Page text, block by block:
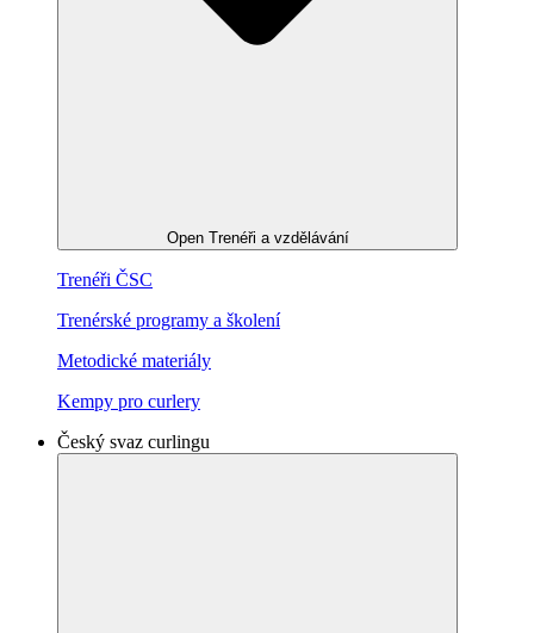
Open Trenéři a vzdělávání
Trenéři ČSC
Trenérské programy a školení
Metodické materiály
Kempy pro curlery
Český svaz curlingu